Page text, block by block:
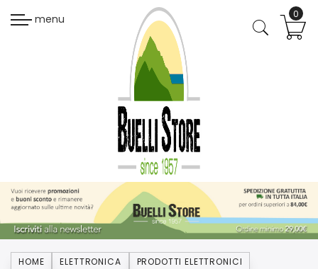
menu
HOME ELETTRONICA
PRODOTTI ELETTRONICI